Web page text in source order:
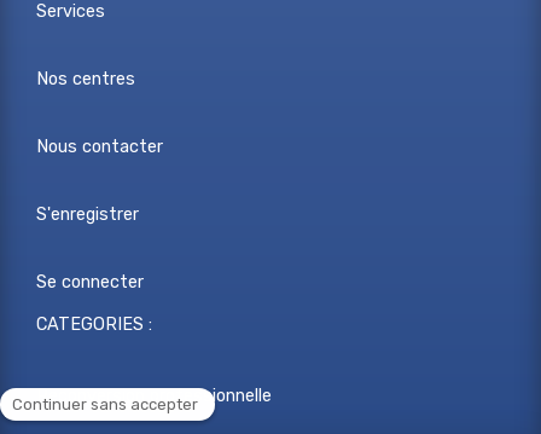
Services
Nos centres
Nous contacter
S'enregistrer
Se connecter
CATEGORIES :
Reconversion professionnelle